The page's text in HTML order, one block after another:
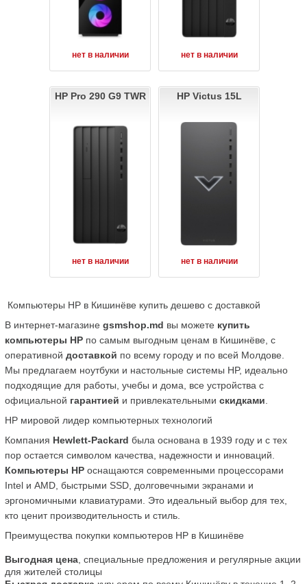
нет в наличии нет в наличии
HP Pro 290 G9 TWR
нет в наличии
HP Victus 15L
нет в наличии
Компьютеры HP в Кишинёве купить дешево с доставкой
В интернет-магазине gsmshop.md вы можете купить
компьютеры HP по самым выгодным ценам в Кишинёве, с
оперативной доставкой по всему городу и по всей Молдове.
Мы предлагаем ноутбуки и настольные системы HP, идеально
подходящие для работы, учебы и дома, все устройства с
официальной гарантией и привлекательными скидками
HP мировой лидер компьютерных технологий
Компания Hewlett-Packard была основана в 1939 году и с тех
Компьютеры HP оснащаются современными процессорами
Intel и AMD, быстрыми SSD, долговечными экранами и
эргономичными клавиатурами. Это идеальный выбор для тех,
кто ценит производительность и стиль.
Преимущества покупки компьютеров HP в Кишинёве
Выгодная цена , специальные предложения и регулярные акции
для жителей столицы